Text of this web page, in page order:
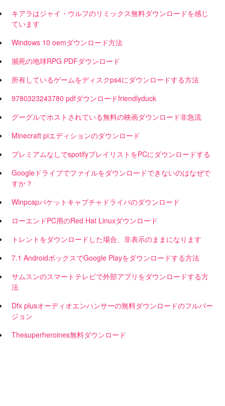
キアラはジャイ・ウルフのリミックス無料ダウンロードを感じ
ています
Windows 10 oemダウンロード方法
瀕死の地球RPG PDFダウンロード
所有しているゲームをディスクps4にダウンロードする方法
9780323243780 pdfダウンロードfriendlyduck
グーグルでホストされている無料の映画ダウンロード非急流
Minecraft piエディションのダウンロード
プレミアムなしでspotifyプレイリストをPCにダウンロードする
Googleドライブでファイルをダウンロードできないのはなぜで
すか？
Winpcapパケットキャプチャドライバのダウンロード
ローエンドPC用のRed Hat Linuxダウンロード
トレントをダウンロードした場合、非表示のままになります
7.1 AndroidボックスでGoogle Playをダウンロードする方法
サムスンのスマートテレビで外部アプリをダウンロードする方
法
Dfx plusオーディオエンハンサーの無料ダウンロードのフルバー
ジョン
Thesuperheroines無料ダウンロード